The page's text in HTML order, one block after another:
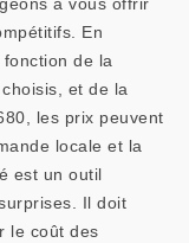
En
de la
et de la
les prix peuvent
locale et la
est un outil
Il doit
le coût des